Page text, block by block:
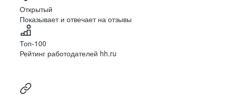
Открытый
Показывает и отвечает на отзывы
Топ-100
Рейтинг работодателей hh.ru